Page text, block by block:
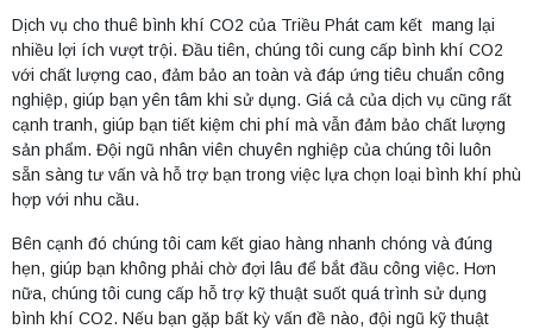
Dịch vụ cho thuê bình khí CO2 của Triều Phát cam kết mang lại
nhiều lợi ích vượt trội. Đầu tiên, chúng tôi cung cấp bình khí CO2
với chất lượng cao, đảm bảo an toàn và đáp ứng tiêu chuẩn công
nghiệp, giúp bạn yên tâm khi sử dụng. Giá cả của dịch vụ cũng rất
cạnh tranh, giúp bạn tiết kiệm chi phí mà vẫn đảm bảo chất lượng
sản phẩm. Đội ngũ nhân viên chuyên nghiệp của chúng tôi luôn
sẵn sàng tư vấn và hỗ trợ bạn trong việc lựa chọn loại bình khí phù
hợp với nhu cầu.
Bên cạnh đó chúng tôi cam kết giao hàng nhanh chóng và đúng
hẹn, giúp bạn không phải chờ đợi lâu để bắt đầu công việc. Hơn
nữa, chúng tôi cung cấp hỗ trợ kỹ thuật suốt quá trình sử dụng
bình khí CO2. Nếu bạn gặp bất kỳ vấn đề nào, đội ngũ kỹ thuật